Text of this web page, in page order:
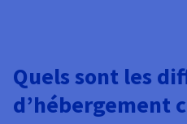
Quels sont les
d’hébergement